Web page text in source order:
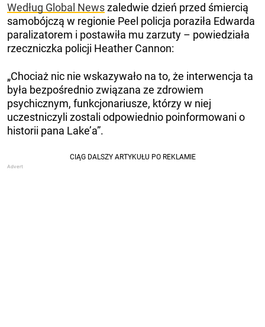
Według Global Newszaledwie dzień przed śmiercią
samobójczą w regionie Peel policja poraziła Edwarda
paralizatorem i postawiła mu zarzuty – powiedziała
rzeczniczka policji Heather Cannon:
„Chociaż nic nie wskazywało na to, że interwencja ta
była bezpośrednio związana ze zdrowiem
psychicznym, funkcjonariusze, którzy w niej
uczestniczyli zostali odpowiednio poinformowani o
historii pana Lake’a”.